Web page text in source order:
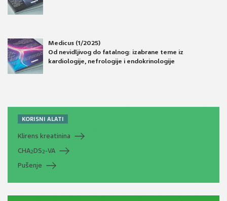
Medicus (1/2025)
Od nevidljivog do fatalnog: izabrane teme iz
kardiologije, nefrologije i endokrinologije
KORISNI ALATI
Klirens kreatinina
CHA2DS2-VA
Pušenje